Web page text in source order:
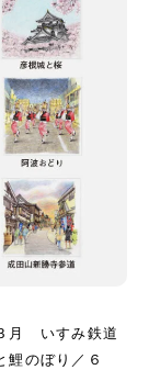
月 いすみ鉄道
のぼり／６